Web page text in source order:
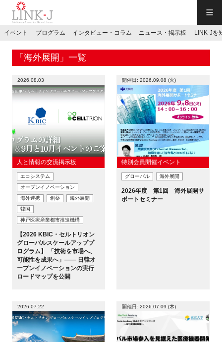
特別会員専用メニュー
施設ご予約
お問い合わせ
マイページ
新規登録
イベント
インタビュー・コラム
イベント プログラム インタビュー・コラム ニュース・掲示板 LINK-Jを
「海外展開」一覧
2026.08.03
人と情報の交流掲示板
エコシステム
オープンイノベーション
海外連携
創薬
海外展開
韓国
神戸医療産業都市推進機構
【2026 KBIC・セルトリオン
グローバルスケールアッププ
ログラム】 「技術を市場へ、
可能性を成果へ」―― 日韓オ
ープンイノベーションの実行
ロードマップを公開
開催日: 2026.09.08 (火)
特別会員開催イベント
グローバル 海外展開
2026年度 第1回 海外展開サ
ポートセミナー
2026.07.22 開催日: 2026.07.09 (木)